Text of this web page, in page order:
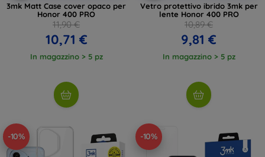
3mk Matt Case cover opaco per
Honor 400 PRO
11,90 €
10,71 €
In magazzino > 5 pz
Vetro protettivo ibrido 3mk per
lente Honor 400 PRO
10,89 €
9,81 €
In magazzino > 5 pz
-10% -10%